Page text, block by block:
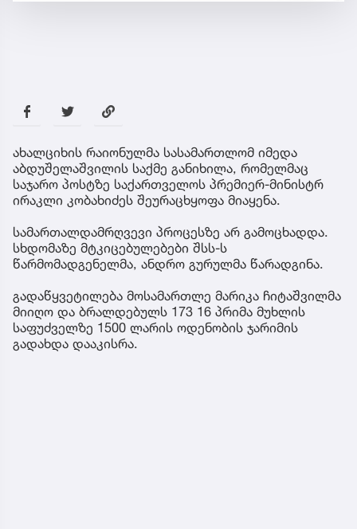
ახალციხის რაიონულმა სასამართლომ იმედა
აბდუშელაშვილის საქმე განიხილა, რომელმაც
საჯარო პოსტზე საქართველოს პრემიერ-მინისტრ
ირაკლი კობახიძეს შეურაცხყოფა მიაყენა.
სამართალდამრღვევი პროცესზე არ გამოცხადდა.
სხდომაზე მტკიცებულებები შსს-ს
წარმომადგენელმა, ანდრო გურულმა წარადგინა.
გადაწყვეტილება მოსამართლე მარიკა ჩიტაშვილმა
მიიღო და ბრალდებულს 173 16 პრიმა მუხლის
საფუძველზე 1500 ლარის ოდენობის ჯარიმის
გადახდა დააკისრა.